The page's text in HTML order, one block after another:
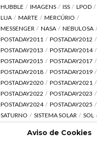
HUBBLE
IMAGENS ISS LPOD
LUA
MARTE
MERCÚRIO
MESSENGER
NASA
NEBULOSA
POSTADAY2011
POSTADAY2012
POSTADAY2013
POSTADAY2014
POSTADAY2015
POSTADAY2017
POSTADAY2018
POSTADAY2019
POSTADAY2020
POSTADAY2021
POSTADAY2022
POSTADAY2023
POSTADAY2024
POSTADAY2025
SATURNO
SISTEMA SOLAR SOL
UNIVERSO
VÍDEO
Aviso de Cookies